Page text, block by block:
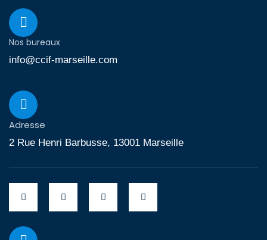
Nos bureaux
info@ccif-marseille.com
Adresse
2 Rue Henri Barbusse, 13001 Marseille